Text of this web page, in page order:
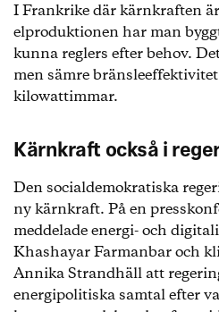
I Frankrike där kärnkraften
elproduktionen har man
kunna reglers efter behov.
men sämre
kilowattimmar.
Kärnkraft också i
Den socialdemokratiska
ny kärnkraft. På en
meddelade energi- och
Khashayar Farmanbar och
Annika Strandhäll att
energipolitiska samtal efter